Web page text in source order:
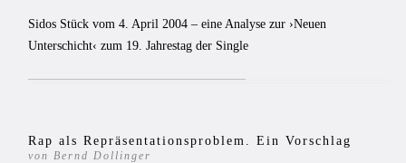
Sidos Stück vom 4. April 2004 – eine Analyse zur ›Neuen
Unterschicht‹ zum 19. Jahrestag der Single
Rap als Repräsentationsproblem. Ein Vorschlag
von Bernd Dollinger